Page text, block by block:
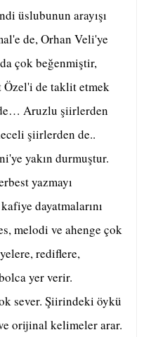
üslubunun arayışı
de, Orhan Veli'ye
çok beğenmiştir,
de taklit etmek
Aruzlu şiirlerden
şiirlerden de..
yakın durmuştur.
yazmayı
dayatmalarını
melodi ve ahenge çok
rediflere,
yer verir.
sever. Şiirindeki öykü
orijinal kelimeler arar.